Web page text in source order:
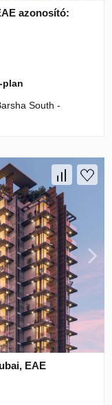
azonosító:
plan
South -
EAE